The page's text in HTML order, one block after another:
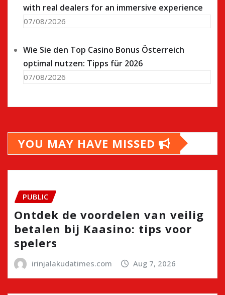
with real dealers for an immersive experience
07/08/2026
Wie Sie den Top Casino Bonus Österreich
optimal nutzen: Tipps für 2026
07/08/2026
YOU MAY HAVE MISSED
PUBLIC
Ontdek de voordelen van veilig
betalen bij Kaasino: tips voor
spelers
irinjalakudatimes.com Aug 7, 2026